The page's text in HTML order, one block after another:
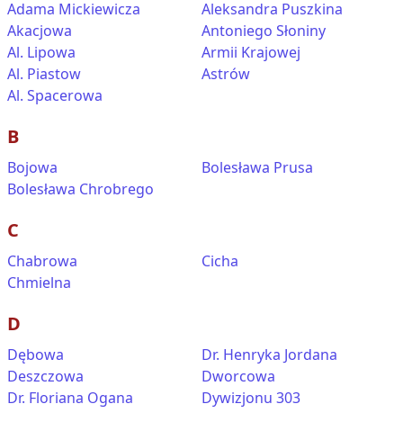
Adama Mickiewicza
Akacjowa
Al. Lipowa
Al. Piastow
Al. Spacerowa
Aleksandra Puszkina
Antoniego Słoniny
Armii Krajowej
Astrów
B
Bojowa
Bolesława Chrobrego
Bolesława Prusa
C
Chabrowa
Chmielna
Cicha
D
Dębowa
Deszczowa
Dr. Floriana Ogana
Dr. Henryka Jordana
Dworcowa
Dywizjonu 303